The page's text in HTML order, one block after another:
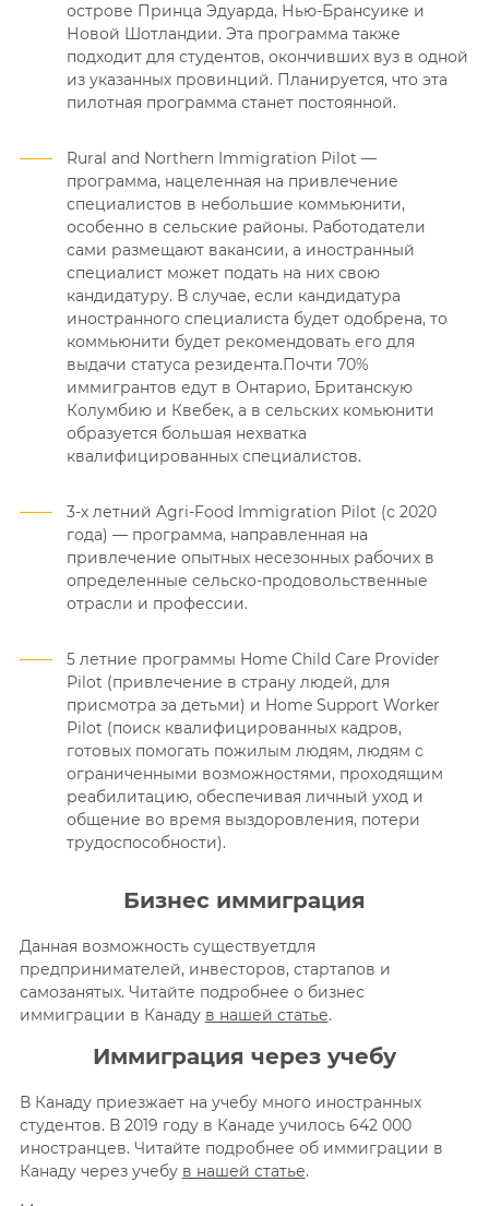
острове Принца Эдуарда, Нью-Брансуике и
Новой Шотландии. Эта программа также
подходит для студентов, окончивших вуз в одной
из указанных провинций. Планируется, что эта
пилотная программа станет постоянной.
Rural and Northern Immigration Pilot —
программа, нацеленная на привлечение
специалистов в небольшие коммьюнити,
особенно в сельские районы. Работодатели
сами размещают вакансии, а иностранный
специалист может подать на них свою
кандидатуру. В случае, если кандидатура
иностранного специалиста будет одобрена, то
коммьюнити будет рекомендовать его для
выдачи статуса резидента.Почти 70%
иммигрантов едут в Онтарио, Британскую
Колумбию и Квебек, а в сельских комьюнити
образуется большая нехватка
квалифицированных специалистов.
3-х летний Agri-Food Immigration Pilot (с 2020
года) — программа, направленная на
привлечение опытных несезонных рабочих в
определенные сельско-продовольственные
отрасли и профессии.
5 летние программы Home Child Care Provider
Pilot (привлечение в страну людей, для
присмотра за детьми) и Home Support Worker
Pilot (поиск квалифицированных кадров,
готовых помогать пожилым людям, людям с
ограниченными возможностями, проходящим
реабилитацию, обеспечивая личный уход и
общение во время выздоровления, потери
трудоспособности).
Бизнес иммиграция
Данная возможность существуетдля
предпринимателей, инвесторов, стартапов и
самозанятых. Читайте подробнее о бизнес
иммиграции в Канаду в нашей статье.
Иммиграция через учебу
В Канаду приезжает на учебу много иностранных
студентов. В 2019 году в Канаде училось 642 000
иностранцев. Читайте подробнее об иммиграции в
Канаду через учебу в нашей статье.